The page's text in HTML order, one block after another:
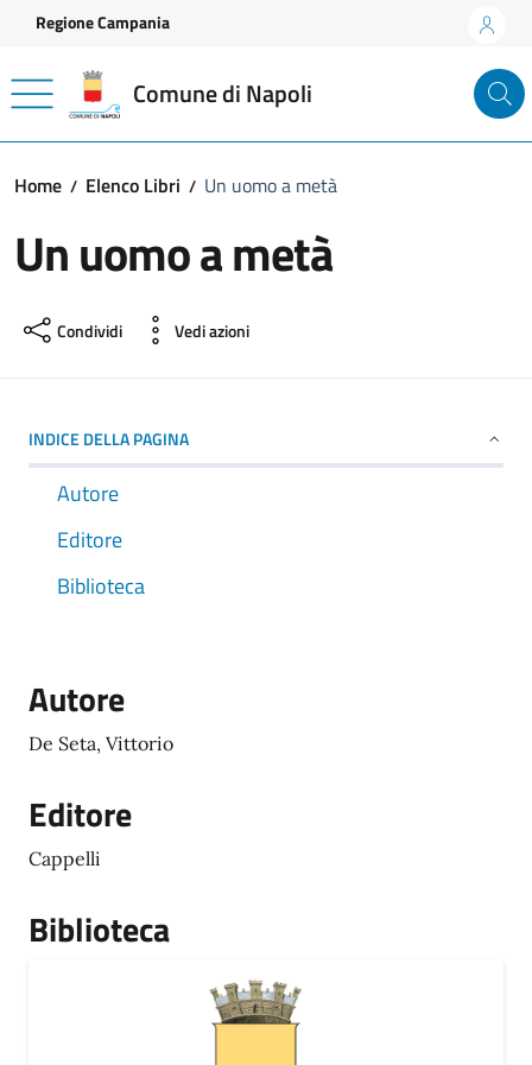
Vai ai contenuti
Vai al footer
Regione Campania
Comune di Napoli
Home Elenco Libri Un uomo a metà
Un uomo a metà
Condividi Vedi azioni
INDICE DELLA PAGINA
Autore
Editore
Biblioteca
Autore
De Seta, Vittorio
Editore
Cappelli
Biblioteca